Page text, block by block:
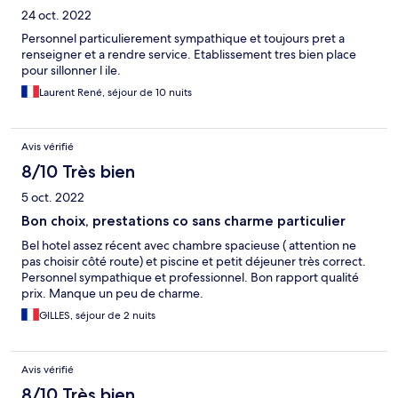
24 oct. 2022
Personnel particulierement sympathique et toujours pret a
renseigner et a rendre service. Etablissement tres bien place
pour sillonner l ile.
Laurent René, séjour de 10 nuits
Avis vérifié
8/10 Très bien
5 oct. 2022
Bon choix, prestations co sans charme particulier
Bel hotel assez récent avec chambre spacieuse ( attention ne
pas choisir côté route) et piscine et petit déjeuner très correct.
Personnel sympathique et professionnel. Bon rapport qualité
prix. Manque un peu de charme.
GILLES, séjour de 2 nuits
Avis vérifié